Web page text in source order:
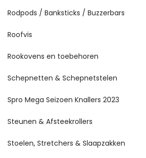
Rodpods / Banksticks / Buzzerbars
Roofvis
Rookovens en toebehoren
Schepnetten & Schepnetstelen
Spro Mega Seizoen Knallers 2023
Steunen & Afsteekrollers
Stoelen, Stretchers & Slaapzakken